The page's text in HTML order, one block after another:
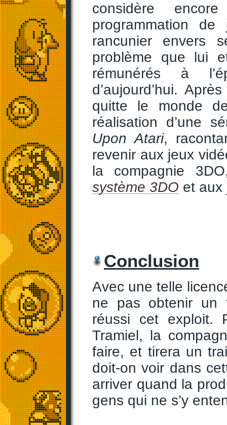
considère
programmation
rancunier envers
problème que lui
rémunérés à
d’aujourd’hui.
quitte le monde
réalisation d’une
Upon Atari,
revenir aux jeux
la compagnie
système 3DO et aux
Conclusion
Avec une telle
ne pas obtenir un
réussi cet exploit.
Tramiel, la
faire, et tirera un
doit-on voir dans
arriver quand la
gens qui ne s’y